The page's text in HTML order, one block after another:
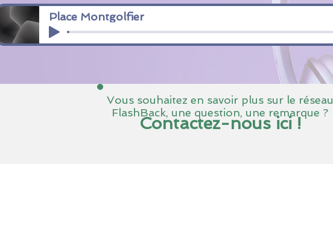
Place Montgolfier
Vous souhaitez en savoir plus sur le réseau
FlashBack, une question, une remarque ?
Contactez-nous ici !